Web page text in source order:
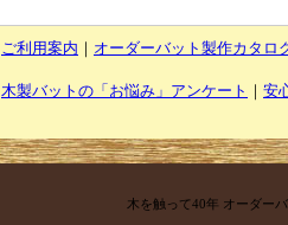
ご利用案内 ｜ オーダーバット製作カタロ
木製バットの「お悩み」アンケート ｜ 安
木を触って40年 オーダー